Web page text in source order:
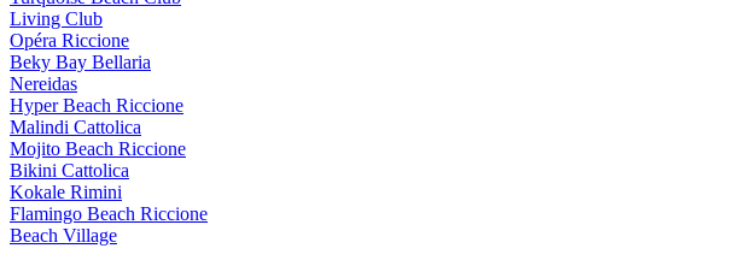
Living Club
Opéra Riccione
Beky Bay Bellaria
Nereidas
Hyper Beach Riccione
Malindi Cattolica
Mojito Beach Riccione
Bikini Cattolica
Kokale Rimini
Flamingo Beach Riccione
Beach Village